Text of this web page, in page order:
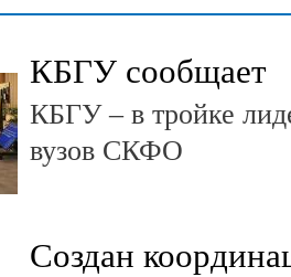
КБГУ сообщает
КБГУ – в тройке
вузов СКФО
Создан